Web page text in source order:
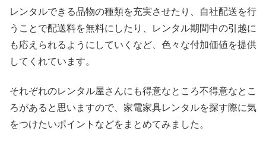
レンタルできる品物の種類を充実させたり、自社配送を行
うことで配送料を無料にしたり、レンタル期間中の引越に
も応えられるようにしていくなど、色々な付加価値を提供
してくれています。
それぞれのレンタル屋さんにも得意なところ不得意なとこ
ろがあると思いますので、家電家具レンタルを探す際に気
をつけたいポイントなどをまとめてみました。